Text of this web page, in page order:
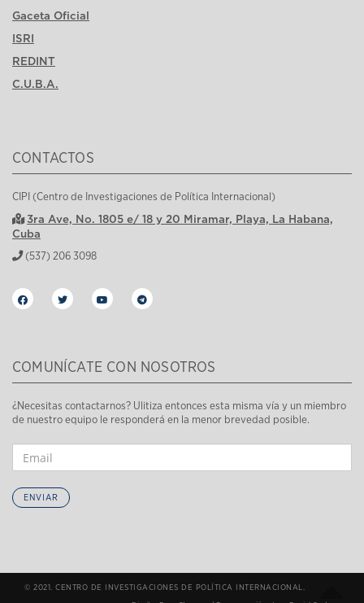
Gaceta Oficial
ISRI
REDINT
C.U.B.A.
CONTACTOS
CIPI (Centro de Investigaciones de Política Internacional)
3ra Ave, No. 1805 e/ 18 y 20 Miramar, Playa, La Habana,
Cuba
(537) 206 3098
COMUNÍCATE CON NOSOTROS
¿Necesitas contactarnos? Ulitiza entonces esta misma vía y un miembro
de nuestro equipo le responderá en la menor brevedad posible.
ENVIAR
© 2021. CENTRO DE INVESTIGACIONES DE POLÍTICA INTERNACIONAL.